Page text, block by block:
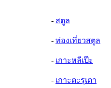
- สตูล
- ท่องเที่ยวสตูล
- เกาะหลีเป๊ะ
- เกาะตะรุเตา